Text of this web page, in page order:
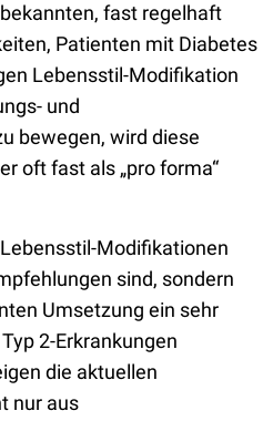
fast regelhaft
Patienten mit Diabetes
Lebensstil-Modifikation
und
bewegen, wird diese
oft fast als „pro forma“
Modifikationen
sind, sondern
Umsetzung ein sehr
2-Erkrankungen
die aktuellen
nur aus